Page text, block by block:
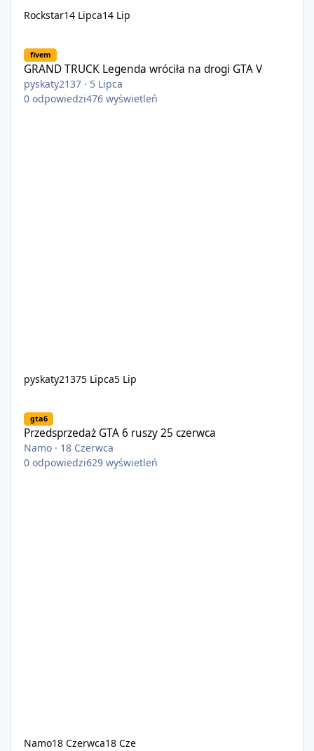
Rockstar14 Lipca14 Lip
fivem
GRAND TRUCK Legenda wróciła na drogi GTA V
pyskaty2137 · 5 Lipca
0 odpowiedzi476 wyświetleń
pyskaty21375 Lipca5 Lip
gta6
Przedsprzedaż GTA 6 ruszy 25 czerwca
Namo · 18 Czerwca
0 odpowiedzi629 wyświetleń
Namo18 Czerwca18 Cze